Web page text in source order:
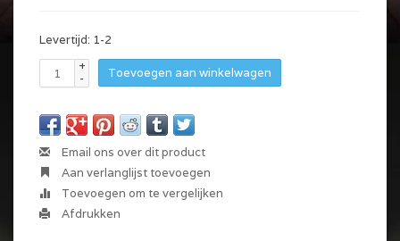
Levertijd: 1-2
+
-
Toevoegen aan winkelwagen
Email ons over dit product
Aan verlanglijst toevoegen
Toevoegen om te vergelijken
Afdrukken